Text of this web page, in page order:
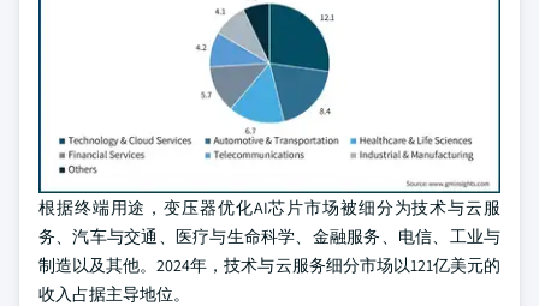
根据终端用途，变压器优化AI芯片市场被细分为技术与云服
务、汽车与交通、医疗与生命科学、金融服务、电信、工业与
制造以及其他。2024年，技术与云服务细分市场以121亿美元的
收入占据主导地位。